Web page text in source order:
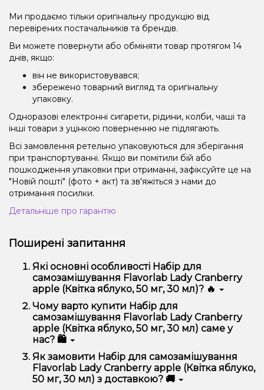
Ми продаємо тільки оригінальну продукцію від
перевірених постачальників та брендів.
Ви можете повернути або обміняти товар протягом 14
днів, якщо:
він не використовувався;
збережено товарний вигляд та оригінальну
упаковку.
Одноразові електронні сигарети, рідини, колби, чаші та
інші товари з уцінкою поверненню не підлягають.
Всі замовлення ретельно упаковуються для зберігання
при транспортуванні. Якщо ви помітили бій або
пошкодження упаковки при отриманні, зафіксуйте це на
"Новій пошті" (фото + акт) та зв'яжіться з нами до
отримання посилки.
Детальніше про гарантію
Поширені запитання
Які основні особливості Набір для
самозамішування Flavorlab Lady Cranberry
apple (Квітка яблуко, 50 мг, 30 мл)? 🔥
Набір для самозамішування Flavorlab Lady Cranberry
apple (Квітка яблуко, 50 мг, 30 мл) відрізняється
високою якістю, зручністю використання та
надійністю.
Чому варто купити Набір для
самозамішування Flavorlab Lady Cranberry
apple (Квітка яблуко, 50 мг, 30 мл) саме у
нас? 🛍️
Ми пропонуємо тільки оригінальну продукцію,
широкий асортимент, вигідні ціни та швидку
доставку. Крім того, у нас регулярні акції та знижки
для клієнтів!
Як замовити Набір для самозамішування
Flavorlab Lady Cranberry apple (Квітка яблуко,
50 мг, 30 мл) з доставкою? 🚚